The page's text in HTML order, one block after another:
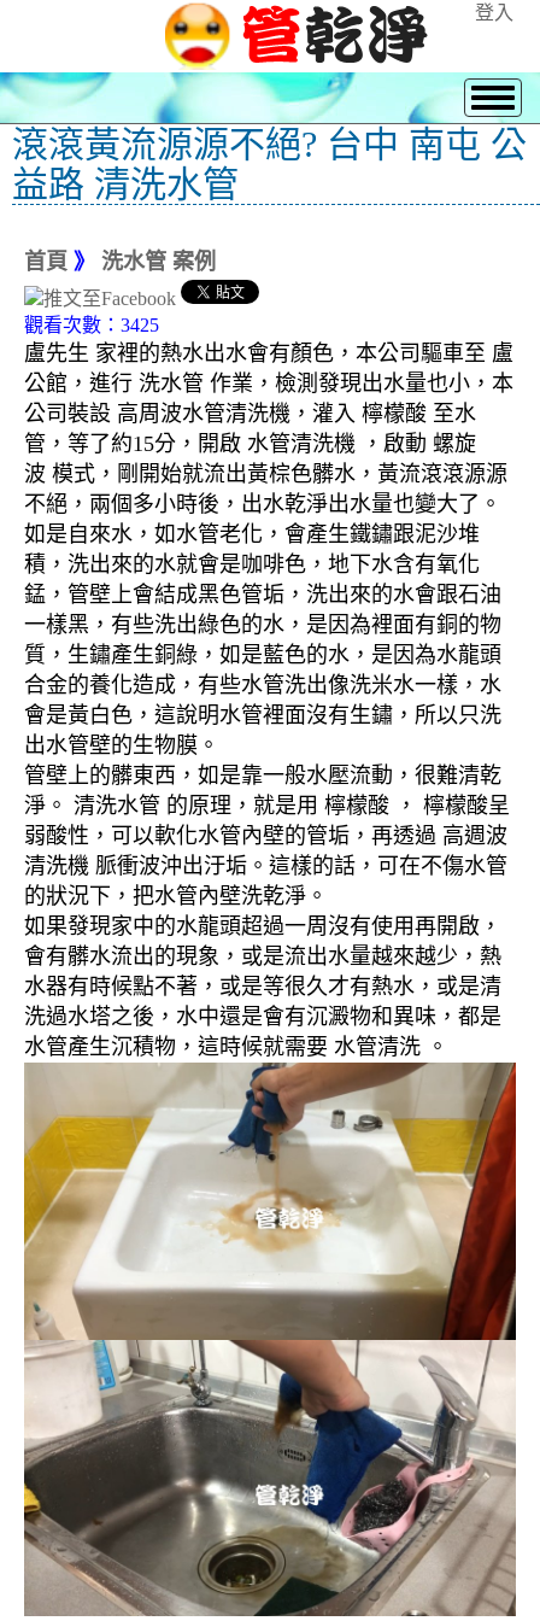
登入
滾滾黃流源源不絕? 台中 南屯 公
益路 清洗水管
首頁 》 洗水管 案例
觀看次數：3425
盧先生 家裡的熱水出水會有顏色，本公司驅車至 盧
公館，進行 洗水管 作業，檢測發現出水量也小，本
公司裝設 高周波水管清洗機，灌入 檸檬酸 至水
管，等了約15分，開啟 水管清洗機 ，啟動 螺旋
波 模式，剛開始就流出黃棕色髒水，黃流滾滾源源
不絕，兩個多小時後，出水乾淨出水量也變大了。
如是自來水，如水管老化，會產生鐵鏽跟泥沙堆
積，洗出來的水就會是咖啡色，地下水含有氧化
錳，管壁上會結成黑色管垢，洗出來的水會跟石油
一樣黑，有些洗出綠色的水，是因為裡面有銅的物
質，生鏽產生銅綠，如是藍色的水，是因為水龍頭
合金的養化造成，有些水管洗出像洗米水一樣，水
會是黃白色，這說明水管裡面沒有生鏽，所以只洗
出水管壁的生物膜。
管壁上的髒東西，如是靠一般水壓流動，很難清乾
淨。 清洗水管 的原理，就是用 檸檬酸 ， 檸檬酸呈
弱酸性，可以軟化水管內壁的管垢，再透過 高週波
清洗機 脈衝波沖出汙垢。這樣的話，可在不傷水管
的狀況下，把水管內壁洗乾淨。
如果發現家中的水龍頭超過一周沒有使用再開啟，
會有髒水流出的現象，或是流出水量越來越少，熱
水器有時候點不著，或是等很久才有熱水，或是清
洗過水塔之後，水中還是會有沉澱物和異味，都是
水管產生沉積物，這時候就需要 水管清洗 。